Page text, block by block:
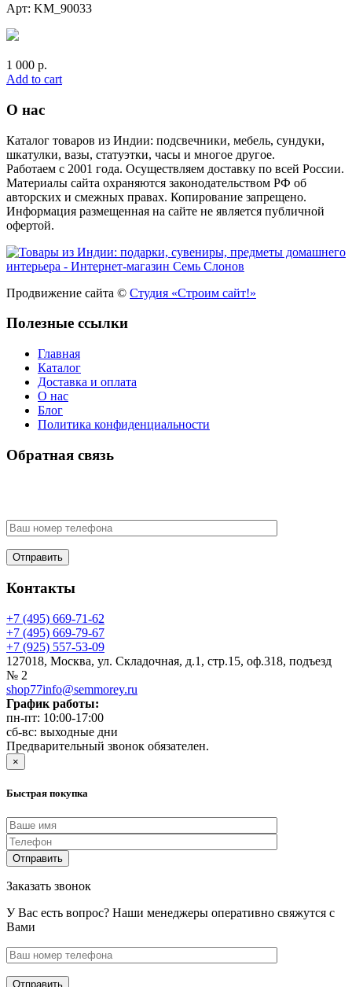
Арт: KM_90033
1 000 р.
Add to cart
О нас
Каталог товаров из Индии: подсвечники, мебель, сундуки,
шкатулки, вазы, статуэтки, часы и многое другое.
Работаем с 2001 года. Осуществляем доставку по всей России.
Материалы сайта охраняются законодательством РФ об
авторских и смежных правах. Копирование запрещено.
Информация размещенная на сайте не является публичной
офертой.
Продвижение сайта © Студия «Строим сайт!»
Полезные ссылки
Главная
Каталог
Доставка и оплата
О нас
Блог
Политика конфиденциальности
Обратная связь
Контакты
+7 (495) 669-71-62
+7 (495) 669-79-67
+7 (925) 557-53-09
127018, Москва, ул. Складочная, д.1, стр.15, оф.318, подъезд
№ 2
shop77info@semmorey.ru
График работы:
пн-пт: 10:00-17:00
сб-вс: выходные дни
Предварительный звонок обязателен.
×
Быстрая покупка
Заказать звонок
У Вас есть вопрос? Наши менеджеры оперативно свяжутся с
Вами